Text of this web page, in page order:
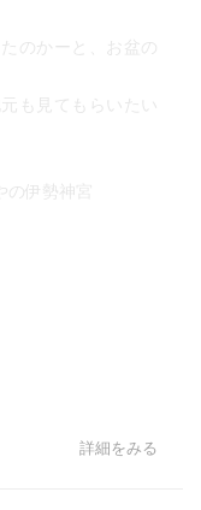
のかーと、お盆の
も見てもらいたい
伊勢神宮
詳細をみる